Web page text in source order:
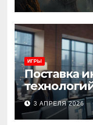
ИГРЫ
Поставка
3 АПРЕЛЯ 2026